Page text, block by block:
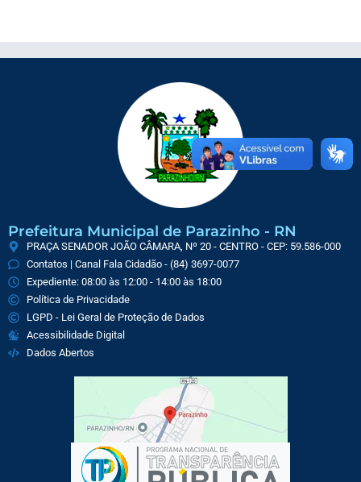
Prefeitura Municipal de Parazinho - RN
PRAÇA SENADOR JOÃO CÂMARA, Nº 20 - CENTRO - CEP: 59.586-000
Contatos | Canal Fala Cidadão - (84) 3697-0077
Expediente: 08:00 às 12:00 - 14:00 às 18:00
Política de Privacidade
LGPD - Lei Geral de Proteção de Dados
Acessibilidade Digital
Dados Abertos